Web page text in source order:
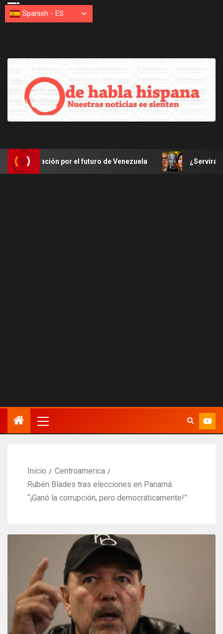
por el futuro de Venezuela ¿Servirá la
Inicio
Centroamerica
Rubén Blades tras elecciones en Panamá:
“¡Ganó la corrupción, pero democráticamente!”
Spanish - ES